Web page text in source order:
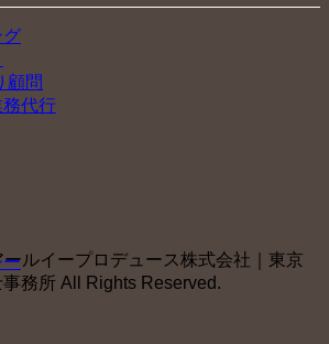
グ
顧問
代行
ールイープロデュース株式会社｜東京
務所 All Rights Reserved.